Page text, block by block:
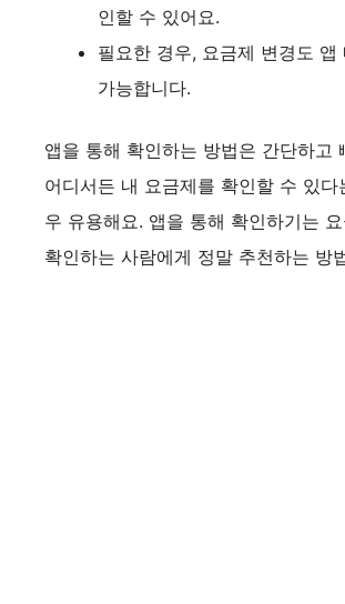
인할 수 있어요.
필요한 경우, 요금제 변경도 앱
가능합니다.
앱을 통해 확인하는 방법은 간단하고
어디서든 내 요금제를 확인할 수 있다
우 유용해요. 앱을 통해 확인하기는
확인하는 사람에게 정말 추천하는 방